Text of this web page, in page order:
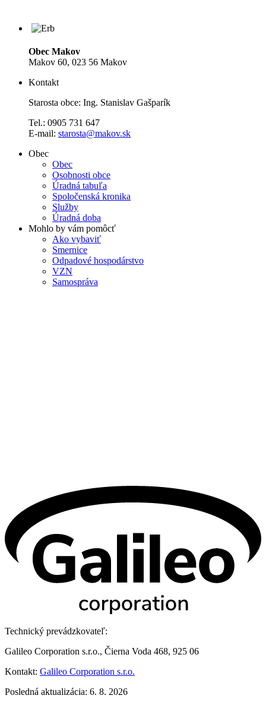
Obec Makov
Makov 60, 023 56 Makov
Kontakt
Starosta obce: Ing. Stanislav Gašparík
Tel.: 0905 731 647
E-mail: starosta@makov.sk
Obec
Obec
Osobnosti obce
Úradná tabuľa
Spoločenská kronika
Služby
Úradná doba
Mohlo by vám pomôcť
Ako vybaviť
Smernice
Odpadové hospodárstvo
VZN
Samospráva
Technický prevádzkovateľ:
Galileo Corporation s.r.o., Čierna Voda 468, 925 06
Kontakt: Galileo Corporation s.r.o.
Posledná aktualizácia: 6. 8. 2026